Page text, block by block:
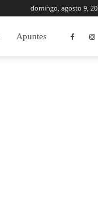
domingo, agosto 9,
Apuntes